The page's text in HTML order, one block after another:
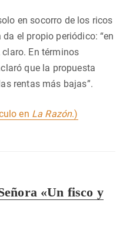
en socorro de los ricos
el propio periódico: “en
En términos
que la propuesta
rentas más bajas”.
en La Razón.)
«Un fisco y